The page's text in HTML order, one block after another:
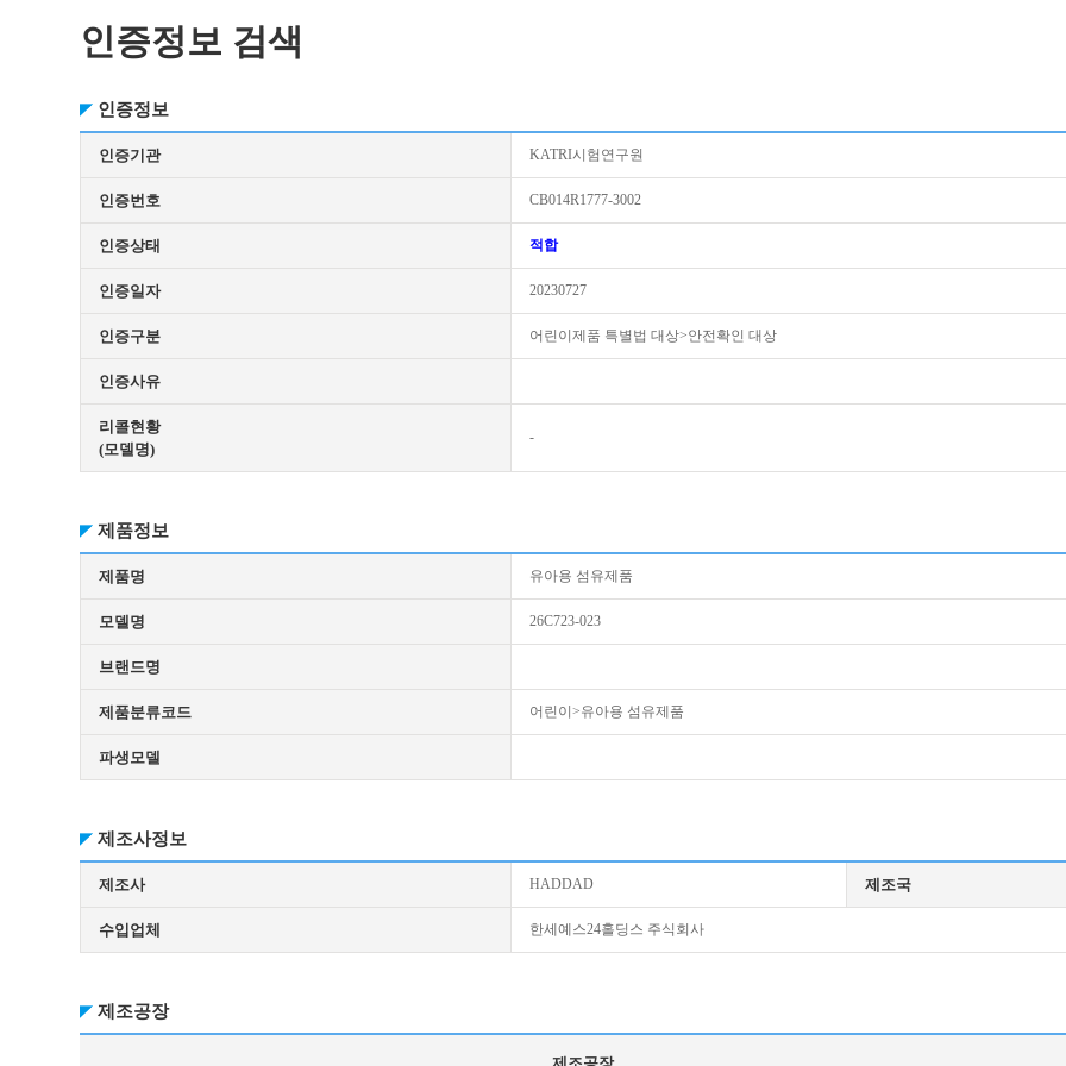
인증정보 검색
인증정보
인증기관 KATRI시험연구원
인증번호 CB014R1777-3002
인증상태 적합
인증일자 20230727
인증구분 어린이제품 특별법 대상>안전확인 대상
인증사유
리콜현황
(모델명)
-
제품정보
제품명 유아용 섬유제품
모델명 26C723-023
브랜드명
제품분류코드 어린이>유아용 섬유제품
파생모델
제조사정보
제조사 HADDAD 제조국
수입업체 한세예스24홀딩스 주식회사
제조공장